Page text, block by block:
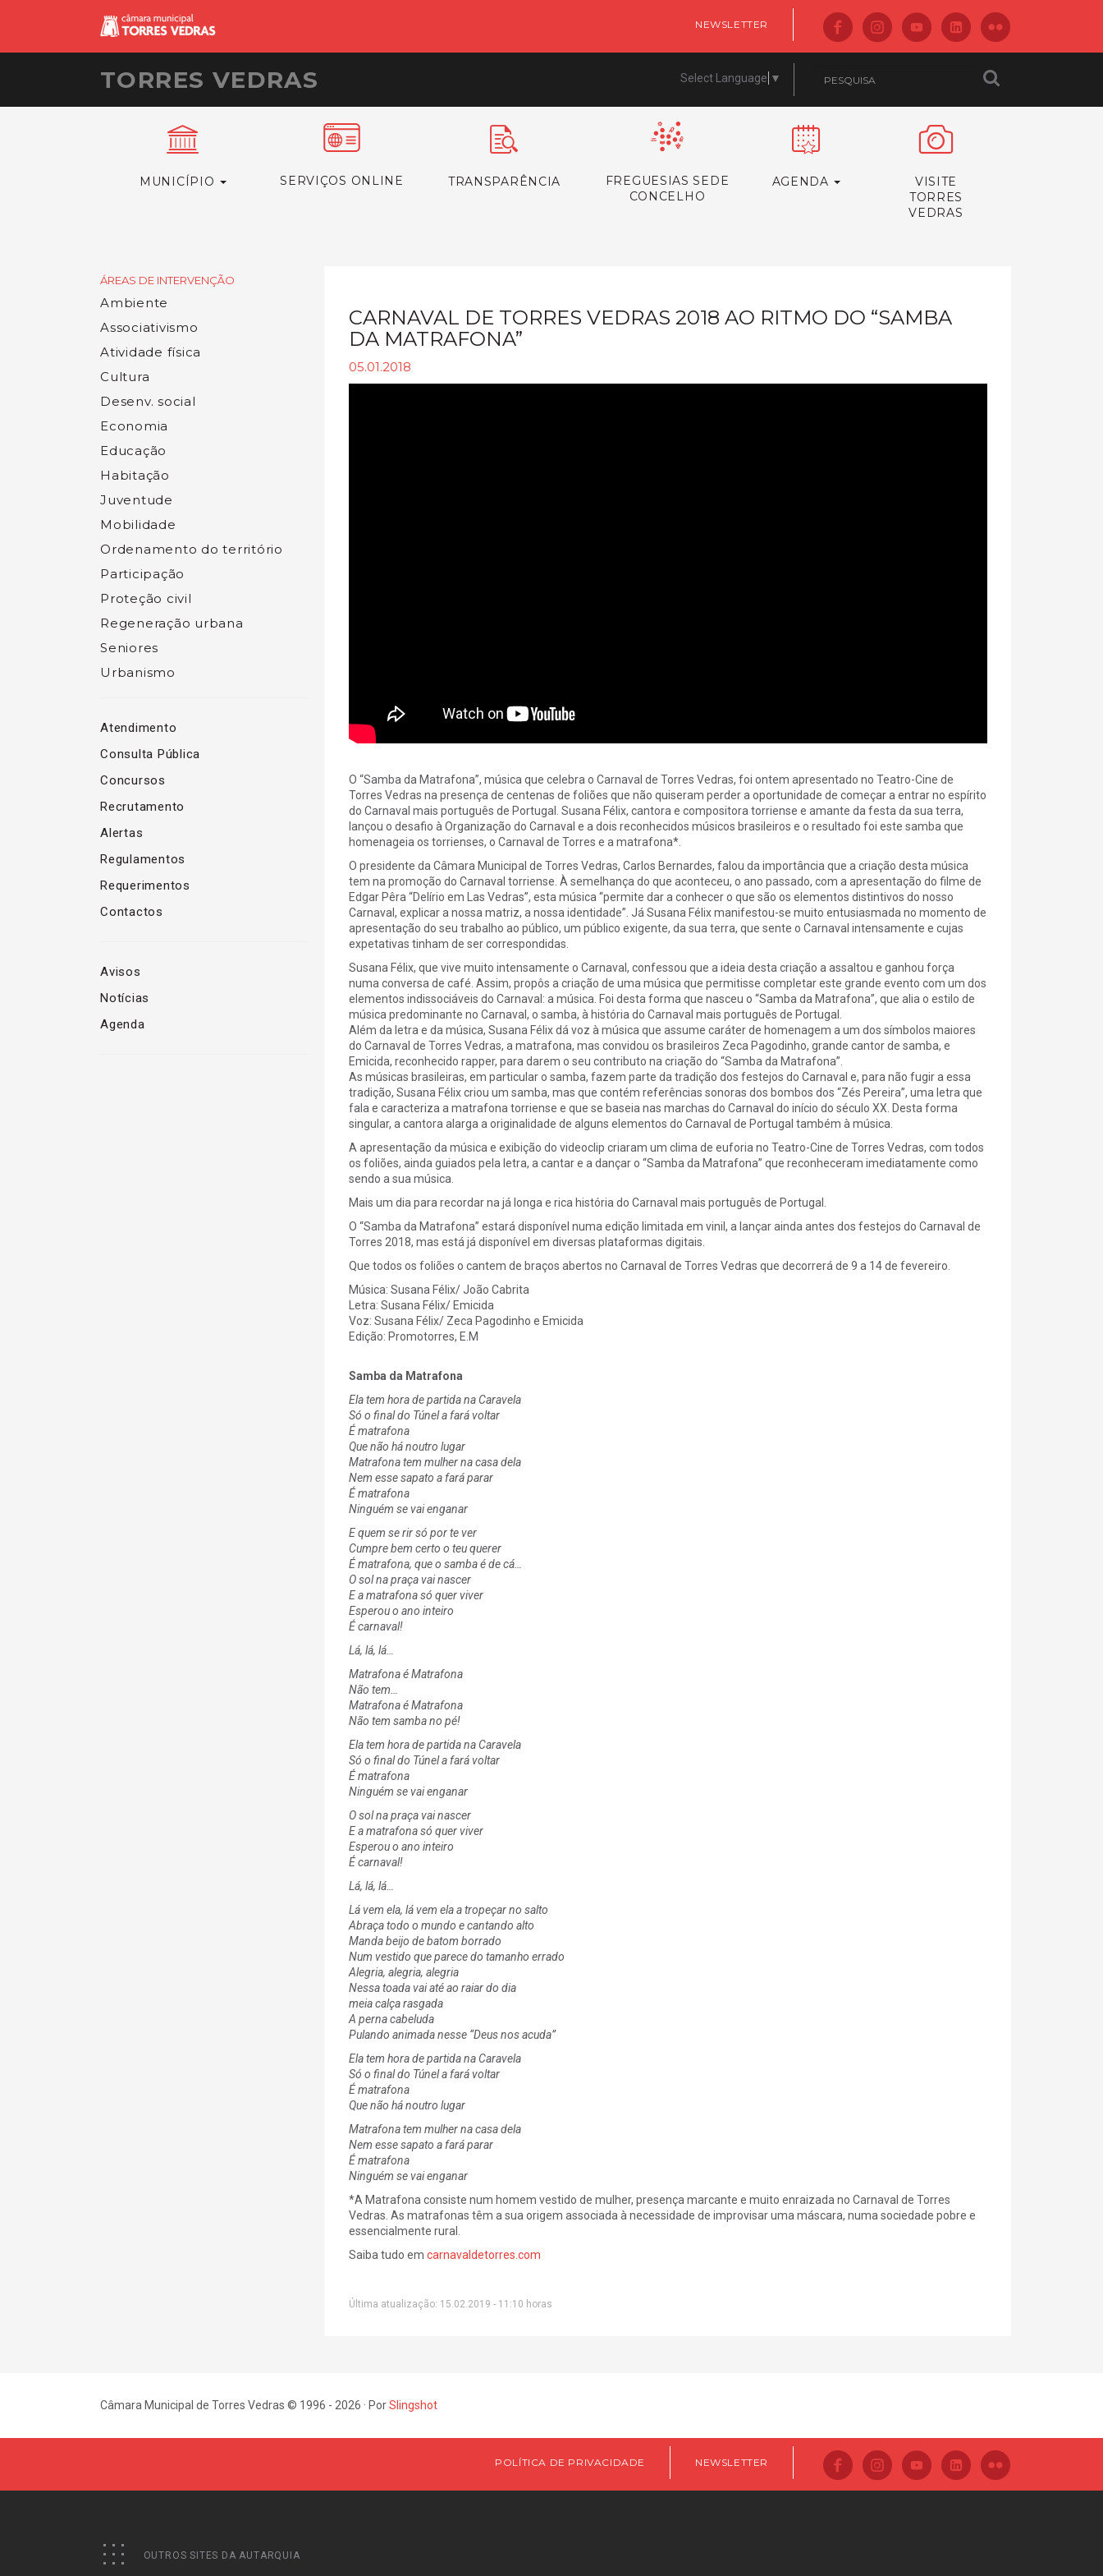
NEWSLETTER
TORRES VEDRAS Select Language ▼
MUNICÍPIO SERVIÇOS ONLINE TRANSPARÊNCIA
FREGUESIAS SEDE
CONCELHO
AGENDA
VISITE
TORRES
VEDRAS
ÁREAS DE INTERVENÇÃO
Ambiente
Associativismo
Atividade física
Cultura
Desenv. social
Economia
Educação
Habitação
Juventude
Mobilidade
Ordenamento do território
Participação
Proteção civil
Regeneração urbana
Seniores
Urbanismo
Atendimento
Consulta Pública
Concursos
Recrutamento
Alertas
Regulamentos
Requerimentos
Contactos
Avisos
Notícias
Agenda
CARNAVAL DE TORRES VEDRAS 2018 AO RITMO DO “SAMBA
DA MATRAFONA”
05.01.2018
O “Samba da Matrafona”, música que celebra o Carnaval de Torres Vedras, foi ontem apresentado no Teatro-Cine de
Torres Vedras na presença de centenas de foliões que não quiseram perder a oportunidade de começar a entrar no espírito
do Carnaval mais português de Portugal. Susana Félix, cantora e compositora torriense e amante da festa da sua terra,
lançou o desafio à Organização do Carnaval e a dois reconhecidos músicos brasileiros e o resultado foi este samba que
homenageia os torrienses, o Carnaval de Torres e a matrafona*.
O presidente da Câmara Municipal de Torres Vedras, Carlos Bernardes, falou da importância que a criação desta música
tem na promoção do Carnaval torriense. À semelhança do que aconteceu, o ano passado, com a apresentação do filme de
Edgar Pêra “Delírio em Las Vedras”, esta música “permite dar a conhecer o que são os elementos distintivos do nosso
Carnaval, explicar a nossa matriz, a nossa identidade”. Já Susana Félix manifestou-se muito entusiasmada no momento de
apresentação do seu trabalho ao público, um público exigente, da sua terra, que sente o Carnaval intensamente e cujas
expetativas tinham de ser correspondidas.
Susana Félix, que vive muito intensamente o Carnaval, confessou que a ideia desta criação a assaltou e ganhou força
numa conversa de café. Assim, propôs a criação de uma música que permitisse completar este grande evento com um dos
elementos indissociáveis do Carnaval: a música. Foi desta forma que nasceu o “Samba da Matrafona”, que alia o estilo de
música predominante no Carnaval, o samba, à história do Carnaval mais português de Portugal.
Além da letra e da música, Susana Félix dá voz à música que assume caráter de homenagem a um dos símbolos maiores
do Carnaval de Torres Vedras, a matrafona, mas convidou os brasileiros Zeca Pagodinho, grande cantor de samba, e
Emicida, reconhecido rapper, para darem o seu contributo na criação do “Samba da Matrafona”.
As músicas brasileiras, em particular o samba, fazem parte da tradição dos festejos do Carnaval e, para não fugir a essa
tradição, Susana Félix criou um samba, mas que contém referências sonoras dos bombos dos “Zés Pereira”, uma letra que
fala e caracteriza a matrafona torriense e que se baseia nas marchas do Carnaval do início do século XX. Desta forma
singular, a cantora alarga a originalidade de alguns elementos do Carnaval de Portugal também à música.
A apresentação da música e exibição do videoclip criaram um clima de euforia no Teatro-Cine de Torres Vedras, com todos
os foliões, ainda guiados pela letra, a cantar e a dançar o “Samba da Matrafona” que reconheceram imediatamente como
sendo a sua música.
Mais um dia para recordar na já longa e rica história do Carnaval mais português de Portugal.
O “Samba da Matrafona” estará disponível numa edição limitada em vinil, a lançar ainda antes dos festejos do Carnaval de
Torres 2018, mas está já disponível em diversas plataformas digitais.
Que todos os foliões o cantem de braços abertos no Carnaval de Torres Vedras que decorrerá de 9 a 14 de fevereiro.
Música: Susana Félix/ João Cabrita
Letra: Susana Félix/ Emicida
Voz: Susana Félix/ Zeca Pagodinho e Emicida
Edição: Promotorres, E.M
Samba da Matrafona
Ela tem hora de partida na Caravela
Só o final do Túnel a fará voltar
É matrafona
Que não há noutro lugar
Matrafona tem mulher na casa dela
Nem esse sapato a fará parar
É matrafona
Ninguém se vai enganar
E quem se rir só por te ver
Cumpre bem certo o teu querer
É matrafona, que o samba é de cá…
O sol na praça vai nascer
E a matrafona só quer viver
Esperou o ano inteiro
É carnaval!
Lá, lá, lá…
Matrafona é Matrafona
Não tem…
Matrafona é Matrafona
Não tem samba no pé!
Ela tem hora de partida na Caravela
Só o final do Túnel a fará voltar
É matrafona
Ninguém se vai enganar
O sol na praça vai nascer
E a matrafona só quer viver
Esperou o ano inteiro
É carnaval!
Lá, lá, lá…
Lá vem ela, lá vem ela a tropeçar no salto
Abraça todo o mundo e cantando alto
Manda beijo de batom borrado
Num vestido que parece do tamanho errado
Alegria, alegria, alegria
Nessa toada vai até ao raiar do dia
meia calça rasgada
A perna cabeluda
Pulando animada nesse “Deus nos acuda”
Ela tem hora de partida na Caravela
Só o final do Túnel a fará voltar
É matrafona
Que não há noutro lugar
Matrafona tem mulher na casa dela
Nem esse sapato a fará parar
É matrafona
Ninguém se vai enganar
*A Matrafona consiste num homem vestido de mulher, presença marcante e muito enraizada no Carnaval de Torres
Vedras. As matrafonas têm a sua origem associada à necessidade de improvisar uma máscara, numa sociedade pobre e
essencialmente rural.
Saiba tudo em carnavaldetorres.com
Última atualização: 15.02.2019 - 11:10 horas
Câmara Municipal de Torres Vedras © 1996 - 2026 · PorSlingshot
POLÍTICA DE PRIVACIDADE NEWSLETTER
OUTROS SITES DA AUTARQUIA